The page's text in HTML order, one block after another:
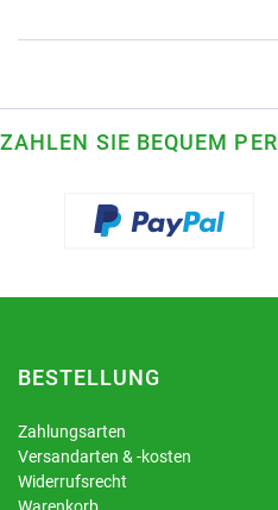
ZAHLEN SIE BEQUEM PER
BESTELLUNG
Zahlungsarten
Versandarten & -kosten
Widerrufsrecht
Warenkorb